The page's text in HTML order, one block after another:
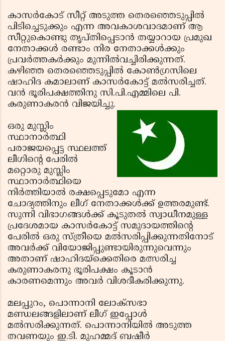
കാസര്‍കോട് സീറ്റ് അടുത്ത തെരഞ്ഞെടുപ്പില്‍
പിടിച്ചെടുക്കും എന്ന അവകാശവാദമാണ് ആ
സീറ്റുകൊണ്ടു തൃപ്തിപ്പെടാന്‍ തയ്യാറായ പ്രമുഖ
നേതാക്കള്‍ രണ്ടാം നിര നേതാക്കള്‍ക്കും
പ്രവര്‍ത്തകര്‍ക്കും മുന്നില്‍വച്ചിരിക്കുന്നത്.
കഴിഞ്ഞ തെരഞ്ഞെടുപ്പില്‍ കോണ്‍ഗ്രസിലെ
ഷാഹിദ കമാലാണ് കാസര്‍കോട്ട് മല്‍സരിച്ചത്.
വന്‍ ഭൂരിപക്ഷത്തിനു സി.പി.എമ്മിലെ പി.
കരുണാകരന്‍ വിജയിച്ചു.
ഒരു മുസ്ലിം
സ്ഥാനാര്‍ത്ഥി
പരാജയപ്പെട്ട സ്ഥലത്ത്
ലീഗിന്റെ പേരില്‍
മറ്റൊരു മുസ്ലിം
സ്ഥാനാര്‍ത്ഥിയെ
നിര്‍ത്തിയാല്‍ രക്ഷപ്പെടുമോ എന്ന
ചോദ്യത്തിനും ലീഗ് നേതാക്കള്‍ക്ക് ഉത്തരമുണ്ട്.
സുന്നി വിഭാഗങ്ങള്‍ക്ക് കൂടുതല്‍ സ്വാധീനമുള്ള
പ്രദേശമായ കാസര്‍കോട്ട് സമുദായത്തിന്റെ
പേരില്‍ ഒരു സ്ത്രീയെ മല്‍സരിപ്പിക്കുന്നതിനോട്
അവര്‍ക്ക് വിയോജിപ്പുണ്ടായിരുന്നുവെന്നും
അതാണ് ഷാഹിദയ്‌ക്കെതിരെ മത്സരിച്ച
കരുണാകരനു ഭൂരിപക്ഷം കൂടാന്‍
കാരണമെന്നും അവര്‍ വിശദീകരിക്കുന്നു.
മലപ്പുറം, പൊന്നാനി ലോക്‌സഭാ
മണ്ഡലങ്ങളിലാണ് ലീഗ് ഇപ്പോള്‍
മല്‍സരിക്കുന്നത്. പൊന്നാനിയില്‍ അടുത്ത
തവണയും ഇ.ടി. മുഹമ്മദ് ബഷീര്‍